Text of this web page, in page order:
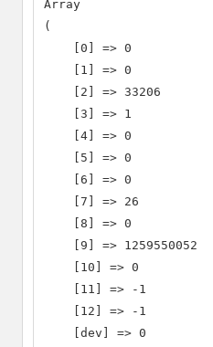
Array
(
    [0] => 0
    [1] => 0
    [2] => 33206
    [3] => 1
    [4] => 0
    [5] => 0
    [6] => 0
    [7] => 26
    [8] => 0
    [9] => 1259550052
    [10] => 0
    [11] => -1
    [12] => -1
    [dev] => 0